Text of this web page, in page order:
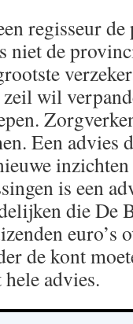
regisseur
niet de
wil
Een advies
is een
die De
euro’s
de kont
advies.